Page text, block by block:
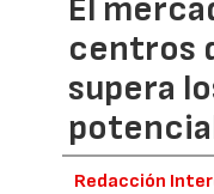
El
centros
supera
Redacción